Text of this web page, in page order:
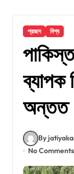
প্রচ্ছদ বিশ্ব
ব্যাপক
অন্তত
By
No Comments